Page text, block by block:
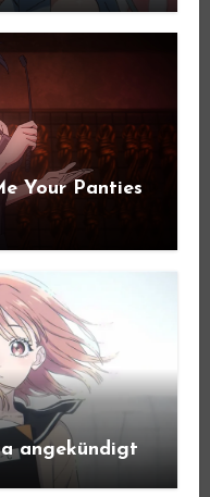
Your Panties
angekündigt